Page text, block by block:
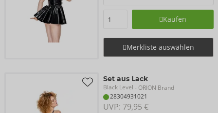
Kaufen
Merkliste auswählen
Set aus Lack
Black Level - ORION Brand
28304931021
UVP: 79,95 €